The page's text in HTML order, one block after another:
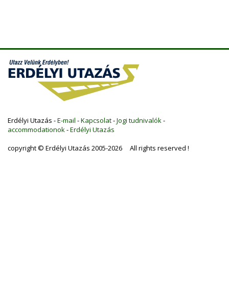
Erdélyi Utazás -E-mail -Kapcsolat-Jogi tudnivalók-
accommodationok-Erdélyi Utazás
copyright © Erdélyi Utazás 2005-2026 All rights reserved !